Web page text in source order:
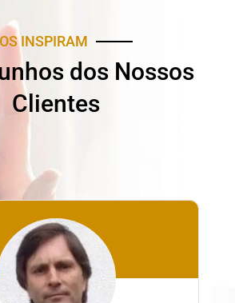
INSPIRAM
dos Nossos
Clientes